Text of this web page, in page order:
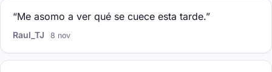
“Me asomo a ver qué se cuece esta tarde.”
Raul_TJ 8 nov